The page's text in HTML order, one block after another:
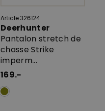
Article 326124
Deerhunter
Pantalon stretch de
chasse Strike
imperm...
169.-